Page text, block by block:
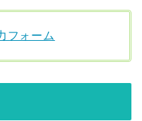
フォーム